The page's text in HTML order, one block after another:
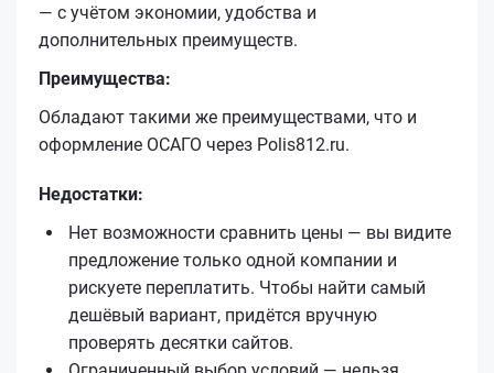
— с учётом экономии, удобства и
дополнительных преимуществ.
Преимущества:
Обладают такими же преимуществами, что и
оформление ОСАГО через Polis812.ru.
Недостатки:
Нет возможности сравнить цены — вы видите
предложение только одной компании и
рискуете переплатить. Чтобы найти самый
дешёвый вариант, придётся вручную
проверять десятки сайтов.